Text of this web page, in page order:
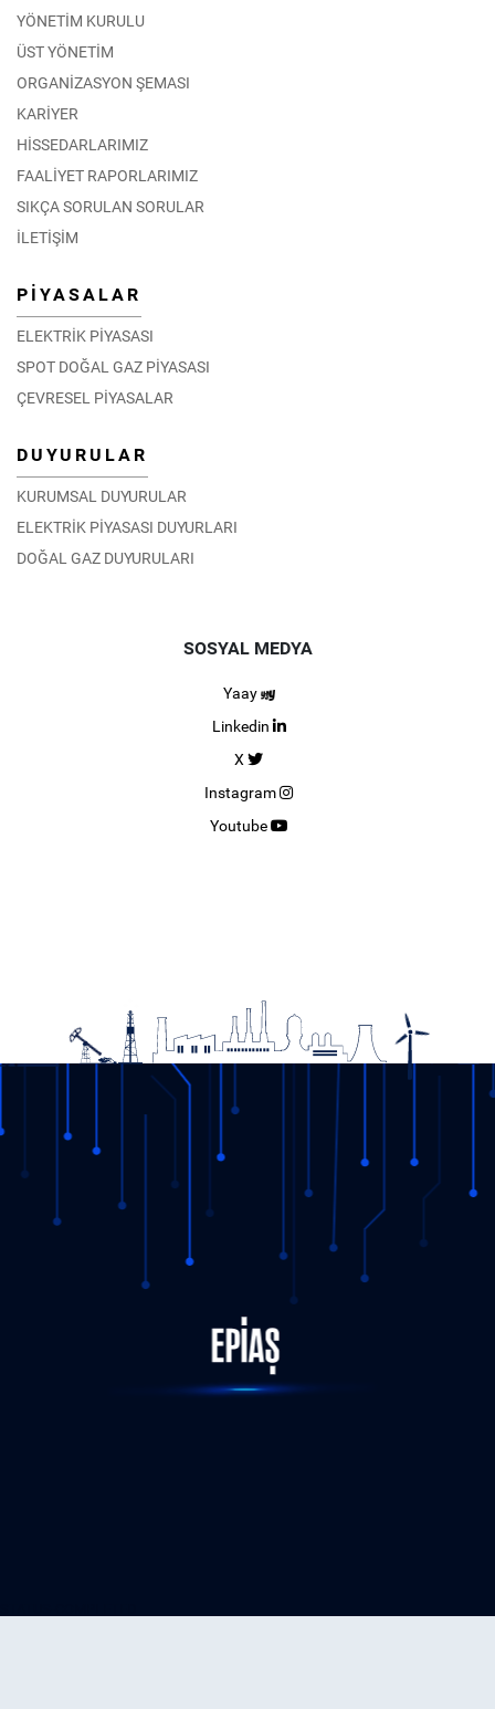
YÖNETİM KURULU
ÜST YÖNETİM
ORGANİZASYON ŞEMASI
KARİYER
HİSSEDARLARIMIZ
FAALİYET RAPORLARIMIZ
SIKÇA SORULAN SORULAR
İLETİŞİM
PİYASALAR
ELEKTRİK PİYASASI
SPOT DOĞAL GAZ PİYASASI
ÇEVRESEL PİYASALAR
DUYURULAR
KURUMSAL DUYURULAR
ELEKTRİK PİYASASI DUYURLARI
DOĞAL GAZ DUYURULARI
SOSYAL MEDYA
Yaay
Linkedin
X
Instagram
Youtube